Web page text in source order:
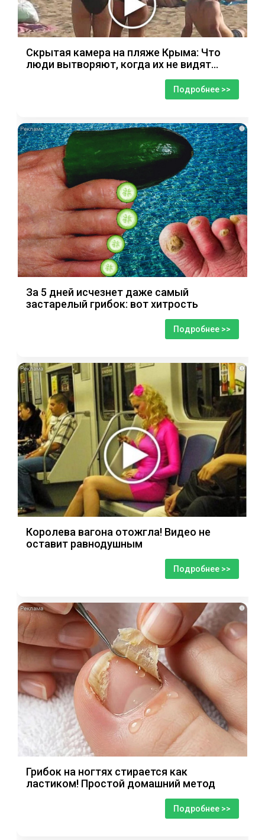
Скрытая камера на пляже Крыма: Что
люди вытворяют, когда их не видят...
Подробнее >>
i
За 5 дней исчезнет даже самый
застарелый грибок: вот хитрость
Подробнее >>
i
Королева вагона отожгла! Видео не
оставит равнодушным
Подробнее >>
i
Грибок на ногтях стирается как
ластиком! Простой домашний метод
Подробнее >>